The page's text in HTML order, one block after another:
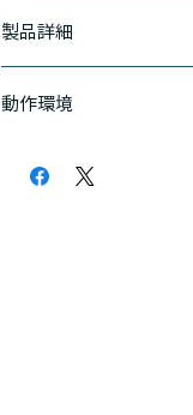
ウルトラノイズキャン
めるオーディオソリュー
ハイクオリティなデザイ
製品詳細
マイク周波数：150～
ヘッドセット重量：77 g
動作環境
Amazon Connect、